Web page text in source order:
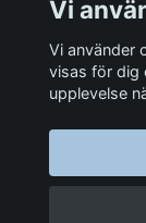
Sociala medier
Vi
Vi använder
visas för dig
upplevelse